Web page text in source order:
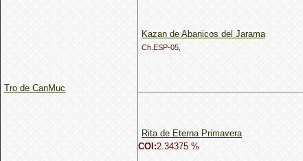
Tro de CanMuc
Kazan de Abanicos del Jarama
Ch.ESP-05,
Rita de Eterna Primavera
COI:2.34375 %